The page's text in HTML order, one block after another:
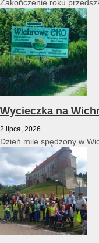
Zakończenie roku
Wycieczka na
2 lipca, 2026
Dzień mile spędzony w